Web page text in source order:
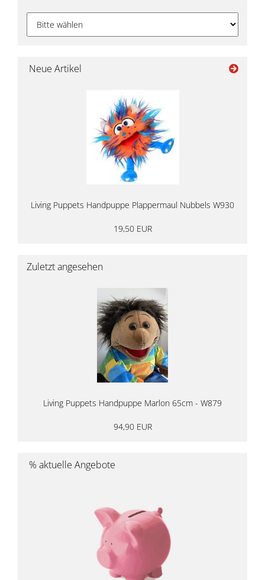
Neue Artikel
Living Puppets Handpuppe Plappermaul Nubbels W930
19,50 EUR
Zuletzt angesehen
Living Puppets Handpuppe Marlon 65cm - W879
94,90 EUR
% aktuelle Angebote